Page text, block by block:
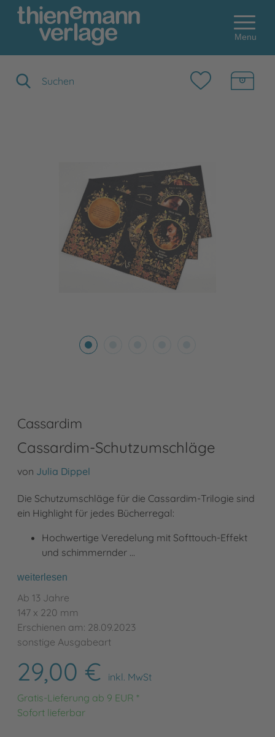
Menu
Cassardim
Cassardim-Schutzumschläge
von Julia Dippel
Die Schutzumschläge für die Cassardim-Trilogie sind
ein Highlight für jedes Bücherregal:
Hochwertige Veredelung mit Softtouch-Effekt
und schimmernder …
weiterlesen
Ab 13 Jahre
147 x 220 mm
Erschienen am: 28.09.2023
sonstige Ausgabeart
29,00 €
inkl. MwSt
Gratis-Lieferung ab 9 EUR *
Sofort lieferbar